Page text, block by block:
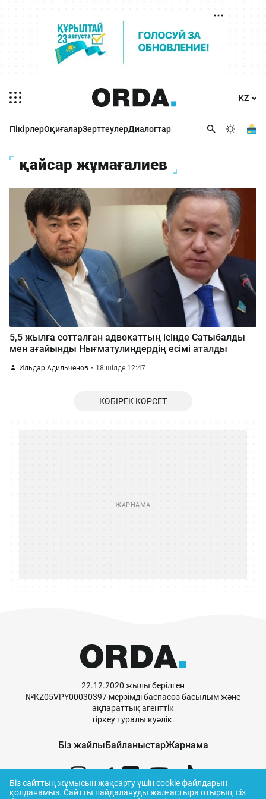
ПікірлерОқиғаларЗерттеулерДиалогтар
қайсар жұмағалиев
5,5 жылға сотталған адвокаттың ісінде Сатыбалды
мен ағайынды Нығматулиндердің есімі аталды
Ильдар Адильченов 18 шілде 12:47
КӨБІРЕК КӨРСЕТ
22.12.2020 жылы берілген
№KZ05VPY00030397 мерзімді баспасөз басылым және
ақпараттық агенттік
тіркеу туралы куәлік.
Біз жайлыБайланыстарЖарнама
Біз сайттың жұмысын жақсарту үшін cookie файлдарын
қолданамыз. Сайтты пайдалануды жалғастыра отырып, сіз